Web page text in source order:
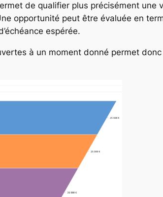
de qualifier plus précisément
opportunité peut être évaluée en
espérée.
à un moment donné permet